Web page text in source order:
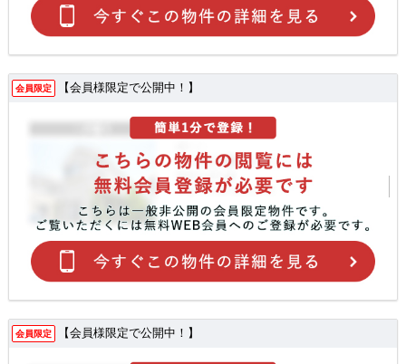
会員限定 【会員様限定で公開中！】
会員限定 【会員様限定で公開中！】